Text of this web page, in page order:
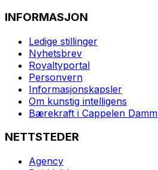
INFORMASJON
Ledige stillinger
Nyhetsbrev
Royaltyportal
Personvern
Informasjonskapsler
Om kunstig intelligens
Bærekraft i Cappelen Damm
NETTSTEDER
Agency